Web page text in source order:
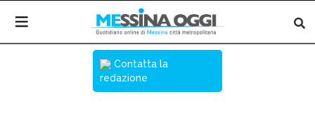
Contatta la
redazione